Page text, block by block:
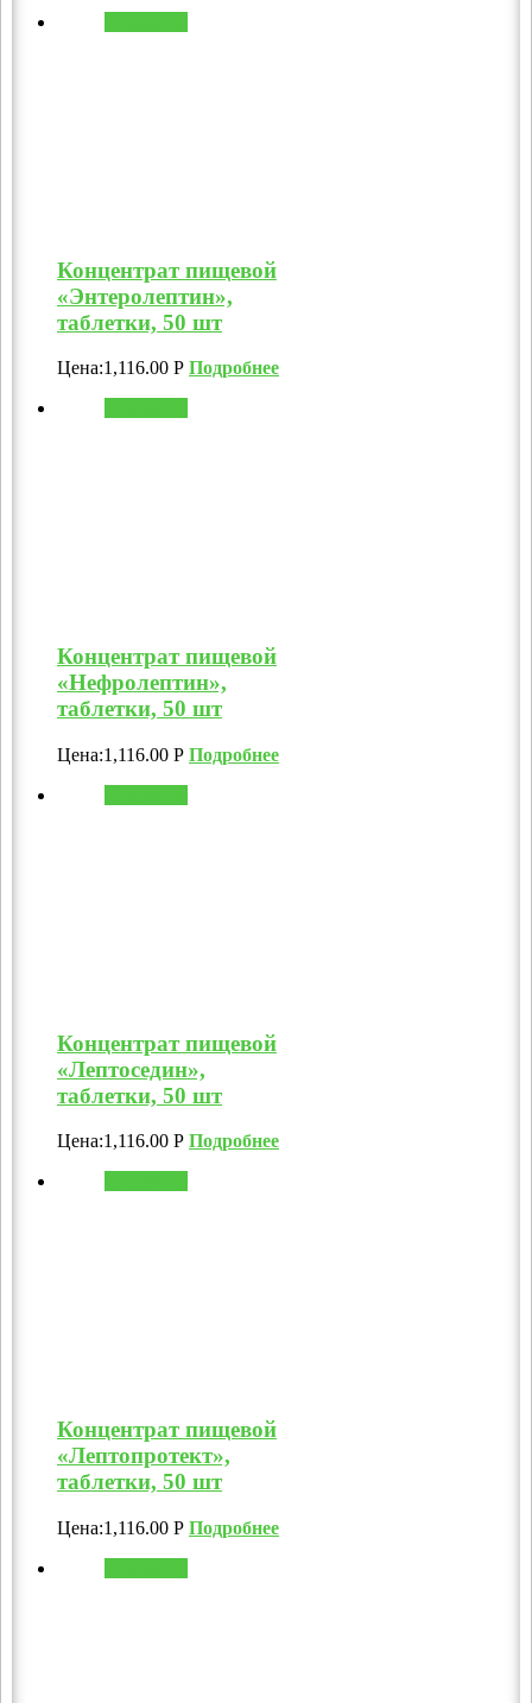
Концентрат пищевой
«Энтеролептин»,
таблетки, 50 шт
Цена:1,116.00 Р Подробнее
Концентрат пищевой
«Нефролептин»,
таблетки, 50 шт
Цена:1,116.00 Р Подробнее
Концентрат пищевой
«Лептоседин»,
таблетки, 50 шт
Цена:1,116.00 Р Подробнее
Концентрат пищевой
«Лептопротект»,
таблетки, 50 шт
Цена:1,116.00 Р Подробнее